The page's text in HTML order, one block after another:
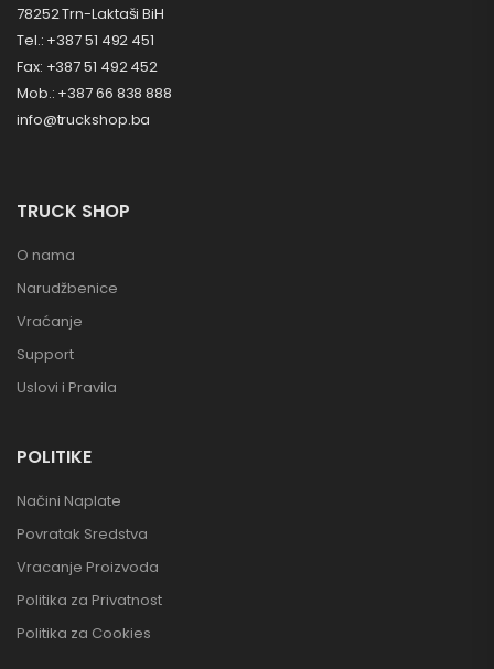
78252 Trn-Laktaši BiH
Tel.: +387 51 492 451
Fax: +387 51 492 452
Mob.: +387 66 838 888
info@truckshop.ba
TRUCK SHOP
O nama
Narudžbenice
Vraćanje
Support
Uslovi i Pravila
POLITIKE
Načini Naplate
Povratak Sredstva
Vracanje Proizvoda
Politika za Privatnost
Politika za Cookies